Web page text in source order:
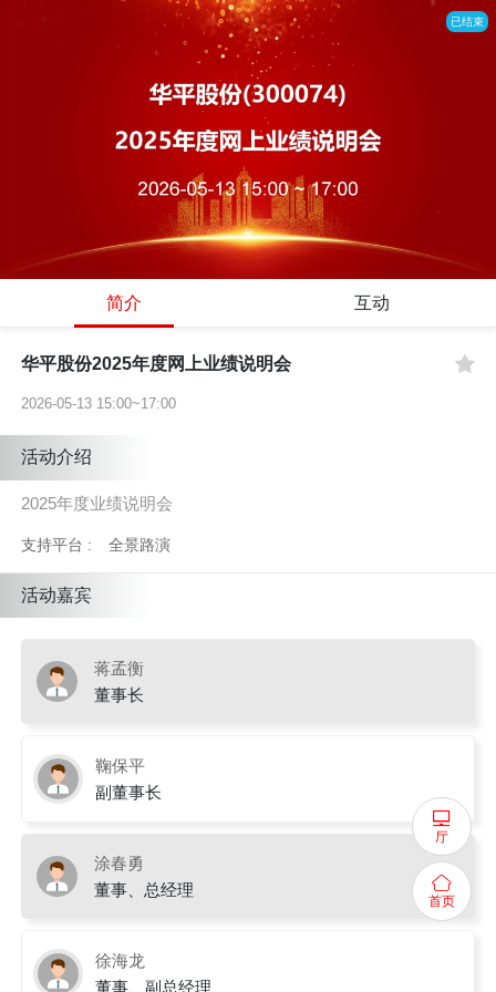
已结束
简介 互动
华平股份2025年度网上业绩说明会
2026-05-13 15:00~17:00
活动介绍
2025年度业绩说明会
支持平台 : 全景路演
活动嘉宾
蒋孟衡
董事长
鞠保平
副董事长
涂春勇
董事、总经理
徐海龙
董事、副总经理
厅
首页